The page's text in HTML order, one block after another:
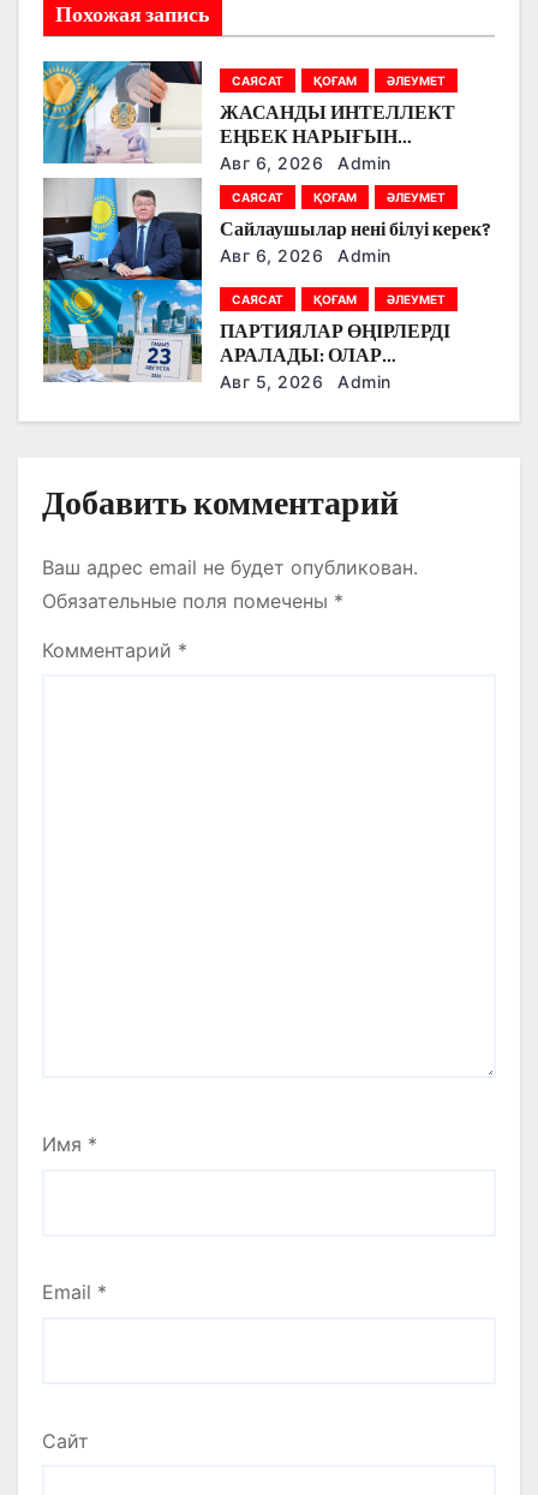
я
п
о
з
а
п
и
с
я
Похожая запись
САЯСАТ ҚОҒАМ ӘЛЕУМЕТ
ЖАСАНДЫ ИНТЕЛЛЕКТ
ЕҢБЕК НАРЫҒЫН
ӨЗГЕРТУДЕ: ПАРТИЯЛАР
БІЛІМ БЕРУ МЕН БОЛАШАҚ
МАМАНДЫҚТАРДЫ
ТАЛҚЫЛАДЫ
Авг 6, 2026 Admin
САЯСАТ ҚОҒАМ ӘЛЕУМЕТ
Сайлаушылар нені білуі керек?
Авг 6, 2026 Admin
САЯСАТ ҚОҒАМ ӘЛЕУМЕТ
ПАРТИЯЛАР ӨҢІРЛЕРДІ
АРАЛАДЫ: ОЛАР
ДӘРІГЕРЛЕРМЕН,
ФЕРМЕРЛЕРМЕН ЖӘНЕ
Авг 5, 2026 Admin
Добавить комментарий
Ваш адрес email не будет опубликован.
Обязательные поля помечены *
Комментарий *
Имя *
Email *
Сайт